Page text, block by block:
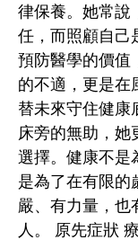
律保養。她常說
任，而照顧自己
預防醫學的價值
的不適，更是在
替未來守住健康
床旁的無助，她
選擇。健康不是
是為了在有限的
嚴、有力量，也
人。 原先症狀